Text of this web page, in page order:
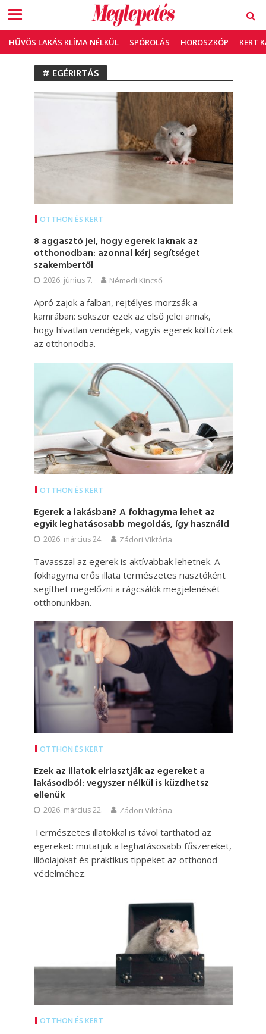
HŰVÖS LAKÁS KLÍMA NÉLKÜL SPÓROLÁS HOROSZKÓP KERT
# EGÉRIRTÁS
OTTHON ÉS KERT
8 aggasztó jel, hogy egerek laknak az
otthonodban: azonnal kérj segítséget
szakembertől
2026. június 7. Némedi Kincső
Apró zajok a falban, rejtélyes morzsák a
kamrában: sokszor ezek az első jelei annak,
hogy hívatlan vendégek, vagyis egerek költöztek
az otthonodba.
OTTHON ÉS KERT
Egerek a lakásban? A fokhagyma lehet az
egyik leghatásosabb megoldás, így használd
2026. március 24. Zádori Viktória
Tavasszal az egerek is aktívabbak lehetnek. A
fokhagyma erős illata természetes riasztóként
segíthet megelőzni a rágcsálók megjelenését
otthonunkban.
OTTHON ÉS KERT
Ezek az illatok elriasztják az egereket a
lakásodból: vegyszer nélkül is küzdhetsz
ellenük
2026. március 22. Zádori Viktória
Természetes illatokkal is távol tarthatod az
egereket: mutatjuk a leghatásosabb fűszereket,
illóolajokat és praktikus tippeket az otthonod
védelméhez.
OTTHON ÉS KERT